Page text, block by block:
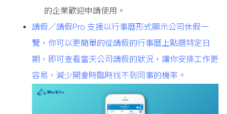
的企業歡迎申請使用。
請假／請假Pro 支援以行事曆形式顯示公司休假一
覽，你可以更簡單的從請假的行事曆上點選特定日
期，即可查看當天公司請假的狀況，讓你安排工作更
容易，減少開會時臨時找不到同事的機率。